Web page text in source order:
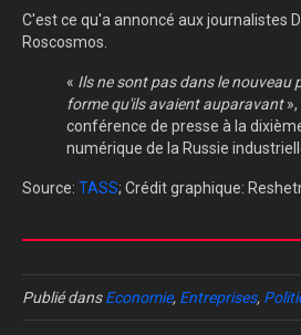
C'est ce qu'a annoncé aux journalistes
Roscosmos.
« Ils ne sont pas dans le nouveau
forme qu'ils avaient auparavant»,
conférence de presse à la
numérique de la Russie
Source: TASS; Crédit graphique:
Publié dansEconomie, Entreprises,